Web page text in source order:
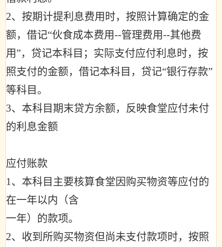
2、按期计提利息费用时，按照计算确定的金
额，借记“伙食成本费用--管理费用--其他费
用 ”，贷记本科目；实际支付应付利息时，按
照支付的金额，借记本科目，贷记“银行存款”
等科目。
3、本科目期末贷方余额，反映食堂应付未付
的利息金额
应付账款
1、本科目主要核算食堂因购买物资等应付的
在一年以内（含
一年）的款项。
2、收到所购买物资但尚未支付款项时，按照